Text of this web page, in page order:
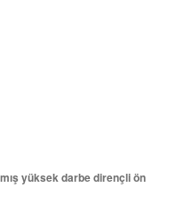
yüksek darbe dirençli ön